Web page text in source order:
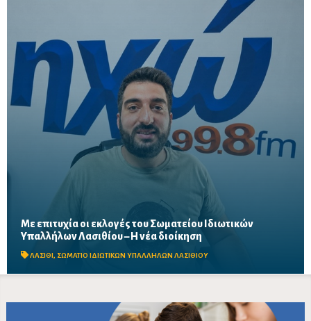
Με επιτυχία οι εκλογές του Σωματείου Ιδιωτικών
Υπαλλήλων Λασιθίου – Η νέα διοίκηση
ΛΑΣΙΘΙ, ΣΩΜΑΤΙΟ ΙΔΙΩΤΙΚΩΝ ΥΠΑΛΛΗΛΩΝ ΛΑΣΙΘΙΟΥ
Μαζική συμμετοχή εργαζομένων στις εκλογικές διαδικασίες σε
Άγιο Νικόλαο, Σητεία και Ιεράπετρα – Στο επίκεντρο οι
διεκδικήσεις για εργασιακά δικαιώματα, αυξήσεις...